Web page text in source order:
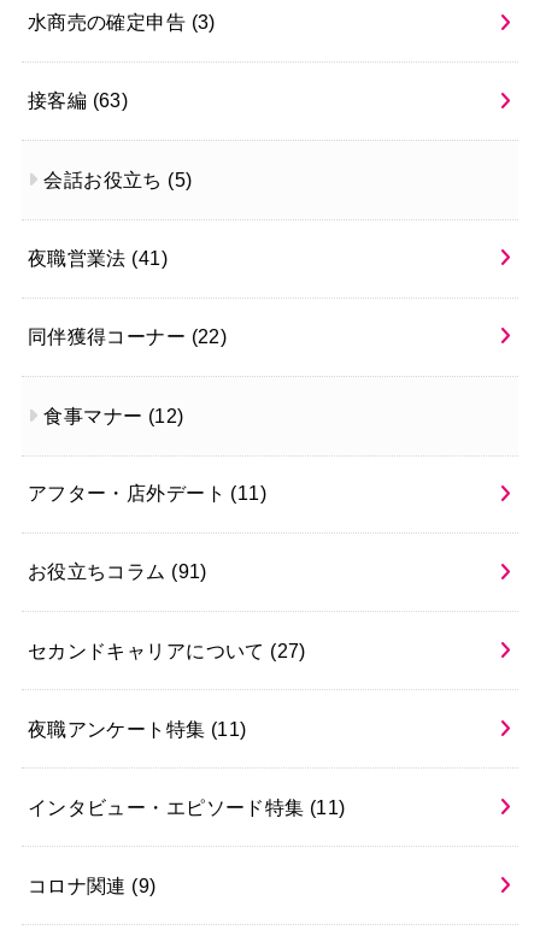
水商売の確定申告 (3)
接客編 (63)
会話お役立ち (5)
夜職営業法 (41)
同伴獲得コーナー (22)
食事マナー (12)
アフター・店外デート (11)
お役立ちコラム (91)
セカンドキャリアについて (27)
夜職アンケート特集 (11)
インタビュー・エピソード特集 (11)
コロナ関連 (9)